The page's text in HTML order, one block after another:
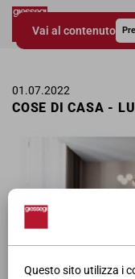
Questo sito utilizza i
Vai al contenuto
Giessegi.it
01.07.2022
COSE DI CASA -